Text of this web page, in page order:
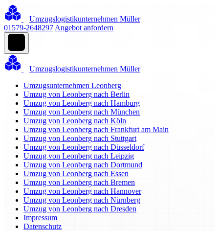
Umzugslogistikunternehmen Müller
01579-2648297 Angebot anfordern
Umzugslogistikunternehmen Müller
Umzugsunternehmen Leonberg
Umzug von Leonberg nach Berlin
Umzug von Leonberg nach Hamburg
Umzug von Leonberg nach München
Umzug von Leonberg nach Köln
Umzug von Leonberg nach Frankfurt am Main
Umzug von Leonberg nach Stuttgart
Umzug von Leonberg nach Düsseldorf
Umzug von Leonberg nach Leipzig
Umzug von Leonberg nach Dortmund
Umzug von Leonberg nach Essen
Umzug von Leonberg nach Bremen
Umzug von Leonberg nach Hannover
Umzug von Leonberg nach Nürnberg
Umzug von Leonberg nach Dresden
Impressum
Datenschutz